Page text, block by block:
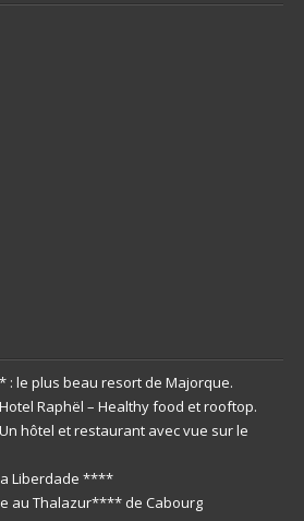
le plus beau resort de Majorque.
Raphël – Healthy food et rooftop.
hôtel et restaurant avec vue sur le
Liberdade ****
au Thalazur**** de Cabourg